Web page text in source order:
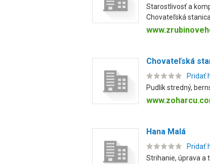
Starostlivosť a
Chovateľská stanica
Chovateľská
Pridať
Pudlík stredný,
Hana Malá
Pridať
Strihanie, úprava a